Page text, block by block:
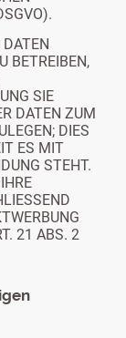
DATEN
BETREIBEN,
SIE
DATEN ZUM
DIES
ES MIT
STEHT.
21 ABS. 2